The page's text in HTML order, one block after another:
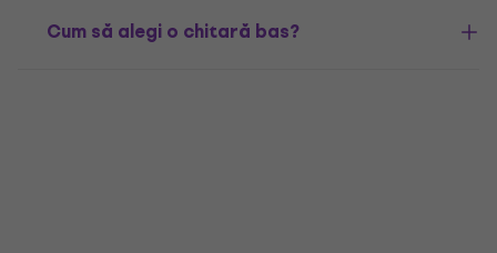
Cum să alegi o chitară bas?